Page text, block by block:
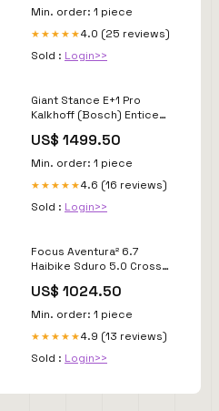
Min. order: 1 piece
★★★★★4.0 (25 reviews)
Sold : Login>>
Giant Stance E+1 Pro
Kalkhoff (Bosch) Entice
US$ 1499.50
Min. order: 1 piece
★★★★★4.6 (16 reviews)
Sold : Login>>
Focus Aventura² 6.7
Haibike Sduro 5.0 Cross
US$ 1024.50
Min. order: 1 piece
★★★★★4.9 (13 reviews)
Sold : Login>>